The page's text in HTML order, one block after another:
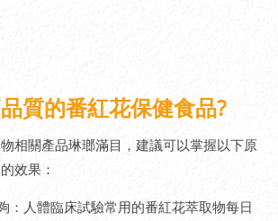
質的番紅花保健食品?
相關產品琳瑯滿目，建議可以掌握以下原
效果：
：人體臨床試驗常用的番紅花萃取物每日